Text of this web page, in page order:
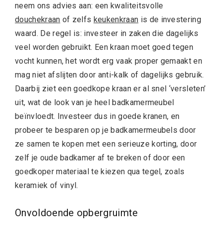
neem ons advies aan: een kwaliteitsvolle
douchekraan of zelfs keukenkraan is de investering
waard. De regel is: investeer in zaken die dagelijks
veel worden gebruikt. Een kraan moet goed tegen
vocht kunnen, het wordt erg vaak proper gemaakt en
mag niet afslijten door anti-kalk of dagelijks gebruik.
Daarbij ziet een goedkope kraan er al snel ‘versleten’
uit, wat de look van je heel badkamermeubel
beïnvloedt. Investeer dus in goede kranen, en
probeer te besparen op je badkamermeubels door
ze samen te kopen met een serieuze korting, door
zelf je oude badkamer af te breken of door een
goedkoper materiaal te kiezen qua tegel, zoals
keramiek of vinyl.
Onvoldoende opbergruimte